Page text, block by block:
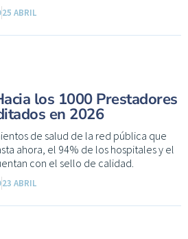
25 ABRIL
los 1000 Prestadores
en 2026
de salud de la red pública que
ahora, el 94% de los hospitales y el
con el sello de calidad.
23 ABRIL